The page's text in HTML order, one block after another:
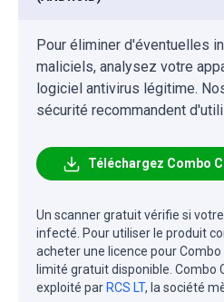
Pour éliminer d'éventuelles
maliciels, analysez votre
logiciel antivirus légitime.
sécurité recommandent
Téléchargez Combo
Un scanner gratuit vérifie si
infecté. Pour utiliser le produit
acheter une licence pour Combo
limité gratuit disponible. Combo
exploité par RCS LT, la société